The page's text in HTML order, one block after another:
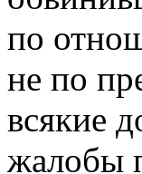
по
не по
всякие
жалобы